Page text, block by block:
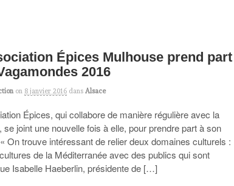
Épices Mulhouse prend part
2016
on 8 janvier 2016 dans Alsace
Épices, qui collabore de manière régulière avec la
se joint une nouvelle fois à elle, pour prendre part à son
On trouve intéressant de relier deux domaines culturels :
de la Méditerranée avec des publics qui sont
Isabelle Haeberlin, présidente de […]